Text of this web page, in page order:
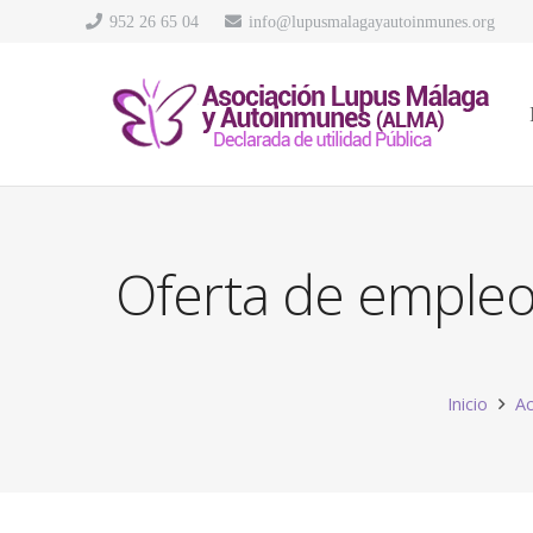
952 26 65 04 info@lupusmalagayautoinmunes.org
Oferta de
Inicio